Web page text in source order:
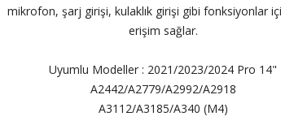
mikrofon, şarj girişi, kulaklık girişi gibi fonksiyonlar
erişim sağlar.
Uyumlu Modeller : 2021/2023/2024 Pro 14"
A2442/A2779/A2992/A2918
A3112/A3185/A340 (M4)